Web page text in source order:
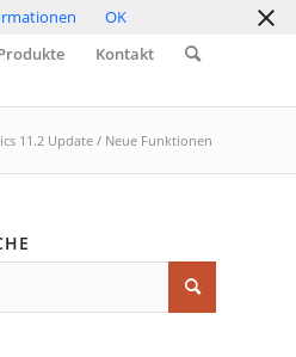
Kontakt
11.2 Update / Neue Funktionen
OK